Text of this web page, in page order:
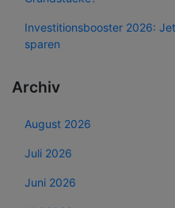
Investitionsbooster 2026:
sparen
Archiv
August 2026
Juli 2026
Juni 2026